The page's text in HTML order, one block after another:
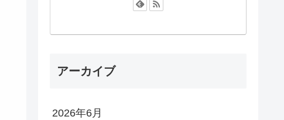
アーカイブ
2026年6月